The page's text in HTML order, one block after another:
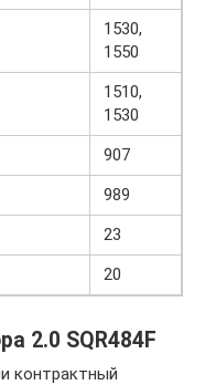
1530,
1550
1510,
1530
907
989
23
20
2.0 SQR484F
контрактный